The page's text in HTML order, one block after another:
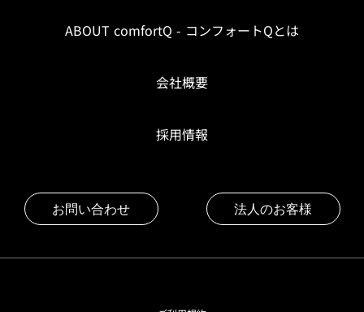
ABOUT comfortQ - コンフォートQとは
会社概要
採用情報
お問い合わせ 法人のお客様